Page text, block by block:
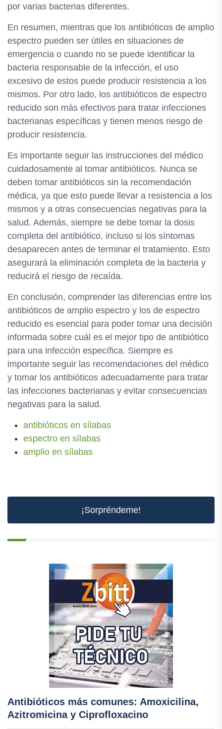
por varias bacterias diferentes.
En resumen, mientras que los antibióticos de amplio
espectro pueden ser útiles en situaciones de
emergencia o cuando no se puede identificar la
bacteria responsable de la infección, el uso
excesivo de estos puede producir resistencia a los
mismos. Por otro lado, los antibióticos de espectro
reducido son más efectivos para tratar infecciones
bacterianas específicas y tienen menos riesgo de
producir resistencia.
Es importante seguir las instrucciones del médico
cuidadosamente al tomar antibióticos. Nunca se
deben tomar antibióticos sin la recomendación
médica, ya que esto puede llevar a resistencia a los
mismos y a otras consecuencias negativas para la
salud. Además, siempre se debe tomar la dosis
completa del antibiótico, incluso si los síntomas
desaparecen antes de terminar el tratamiento. Esto
asegurará la eliminación completa de la bacteria y
reducirá el riesgo de recaída.
En conclusión, comprender las diferencias entre los
antibióticos de amplio espectro y los de espectro
reducido es esencial para poder tomar una decisión
informada sobre cuál es el mejor tipo de antibiótico
para una infección específica. Siempre es
importante seguir las recomendaciones del médico
y tomar los antibióticos adecuadamente para tratar
las infecciones bacterianas y evitar consecuencias
negativas para la salud.
antibióticos en sílabas
espectro en sílabas
amplio en sílabas
¡Sorpréndeme!
Antibióticos más comunes: Amoxicilina,
Azitromicina y Ciprofloxacino